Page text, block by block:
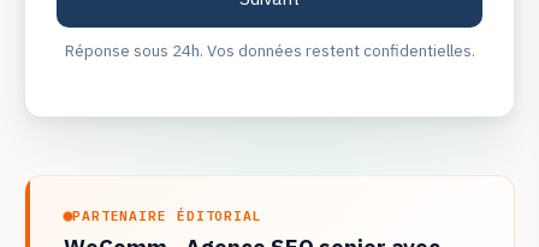
Réponse sous 24h. Vos données restent confidentielles.
PARTENAIRE ÉDITORIAL